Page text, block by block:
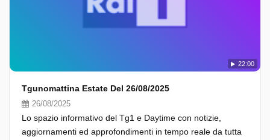
22:00
Tgunomattina Estate Del 26/08/2025
26/08/2025
Lo spazio informativo del Tg1 e Daytime con notizie,
aggiornamenti ed approfondimenti in tempo reale da tutta